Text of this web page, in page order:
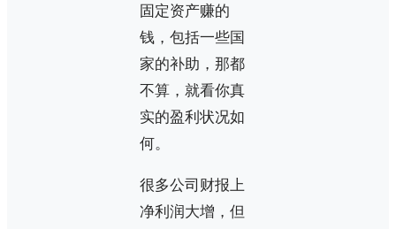
固定资产赚的
钱，包括一些国
家的补助，那都
不算，就看你真
实的盈利状况如
何。
很多公司财报上
净利润大增，但